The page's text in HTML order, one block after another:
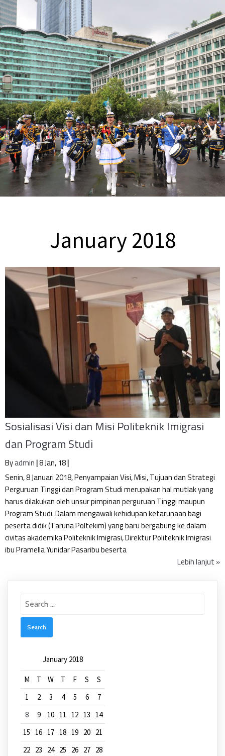
January 2018
Sosialisasi Visi dan Misi Politeknik Imigrasi
dan Program Studi
Byadmin|8Jan, 18|
Senin, 8 Januari 2018, Penyampaian Visi, Misi, Tujuan dan Strategi
Perguruan Tinggi dan Program Studi merupakan hal mutlak yang
harus dilakukan oleh unsur pimpinan perguruan Tinggi maupun
Program Studi. Dalam mengawali kehidupan ketarunaan bagi
peserta didik (Taruna Poltekim) yang baru bergabung ke dalam
civitas akademika Politeknik Imigrasi, Direktur Politeknik Imigrasi
ibu Pramella Yunidar Pasaribu beserta
Lebih lanjut »
January 2018
M T W T F S
S
1
2 3 4 5 6
7
8
9 10 11 12 13
14
15
16 17 18 19 20 21
22 23 24 25 26 27 28